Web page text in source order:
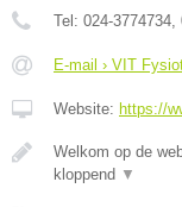
Tel: 024-3774734,
E-mail › VIT
Website: https://
Welkom op de
kloppend ▼